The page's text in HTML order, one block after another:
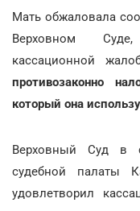
Мать обжаловала
Верховном Суде,
кассационной
противозаконно
который она
Верховный Суд в
судебной палаты
удовлетворил